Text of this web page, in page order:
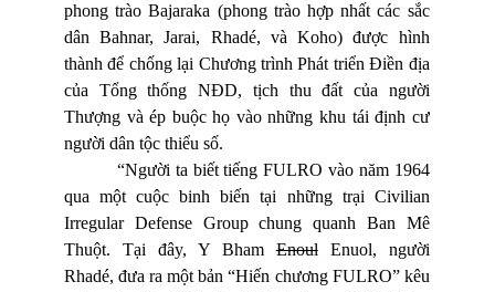
phong trào Bajaraka (phong trào hợp nhất các sắc
dân Bahnar, Jarai, Rhadé, và Koho) được hình
thành để chống lại Chương trình Phát triển Điền địa
của Tổng thống NĐD, tịch thu đất của người
Thượng và ép buộc họ vào những khu tái định cư
người dân tộc thiểu số.
“Người ta biết tiếng FULRO vào năm 1964
qua một cuộc binh biến tại những trại Civilian
Irregular Defense Group chung quanh Ban Mê
Thuột. Tại đây, Y BhamEnoul Enuol, người
Rhadé, đưa ra một bản “Hiến chương FULRO” kêu